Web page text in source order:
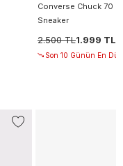
Converse Chuck 70
Sneaker
2.500 TL1.999 TL
Son 10 Günün En